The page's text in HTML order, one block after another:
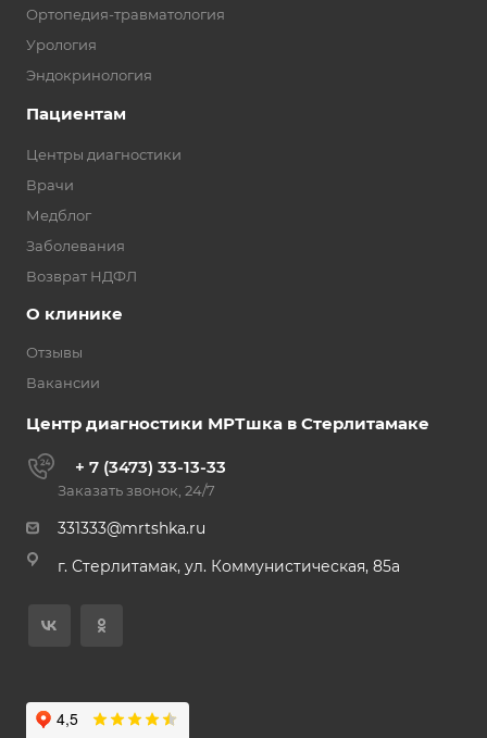
Ортопедия-травматология
Урология
Эндокринология
Пациентам
Центры диагностики
Врачи
Медблог
Заболевания
Возврат НДФЛ
О клинике
Отзывы
Вакансии
Центр диагностики МРТшка в Стерлитамаке
+ 7 (3473) 33-13-33
Заказать звонок, 24/7
331333@mrtshka.ru
г. Стерлитамак, ул. Коммунистическая, 85а